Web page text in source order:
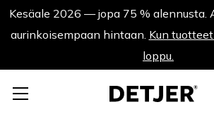
Kesäale 2026 — jopa 75 % alennusta.
aurinkoisempaan hintaan. Kun
loppu.
Dining Table W.T.H. 180 -